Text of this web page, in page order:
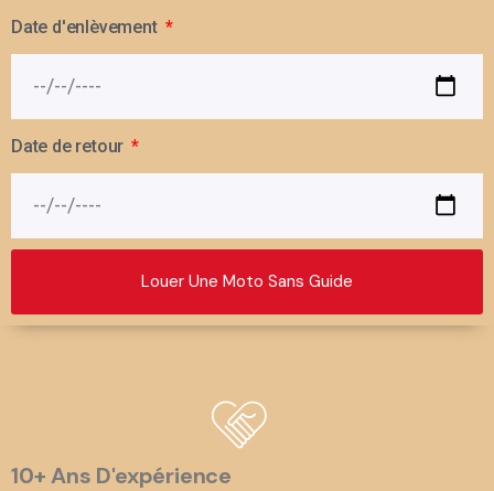
Date d'enlèvement
Date de retour
Louer Une Moto Sans Guide
10+ Ans D'expérience